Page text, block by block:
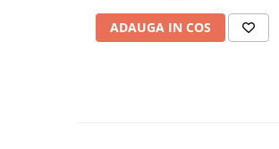
ADAUGA IN COS